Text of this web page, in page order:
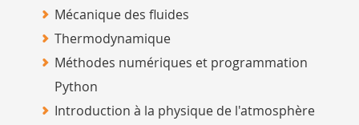
Mécanique des fluides
Thermodynamique
Méthodes numériques et programmation
Python
Introduction à la physique de l'atmosphère